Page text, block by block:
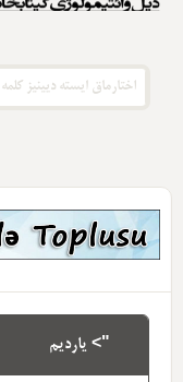
"> یاردیم